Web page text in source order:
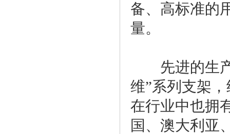
备、高标准的
量。
先进的生产
维”系列支架
在行业中也拥
国、澳大利亚